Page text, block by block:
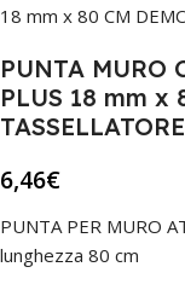
18 mm x 80 CM
PUNTA MURO
PLUS 18 mm x
6,46€
PUNTA PER MURO
lunghezza 80 cm